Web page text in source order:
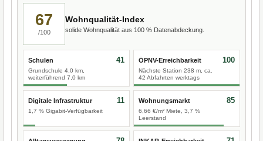
67
/100
Wohnqualität-Index
solide Wohnqualität aus 100 % Datenabdeckung.
Schulen
Grundschule 4,0 km,
weiterführend 7,0 km
41 ÖPNV-Erreichbarkeit
Nächste Station 238 m, ca.
42 Abfahrten werktags
100
Digitale Infrastruktur
1,7 % Gigabit-Verfügbarkeit
11 Wohnungsmarkt
6,66 €/m² Miete, 3,7 %
Leerstand
85